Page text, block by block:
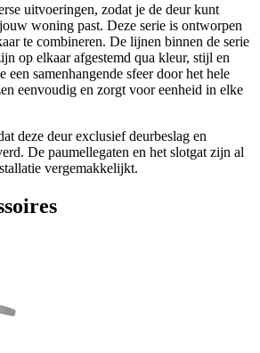
uitvoeringen, zodat je de deur kunt
woning past. Deze serie is ontworpen
te combineren. De lijnen binnen de serie
op elkaar afgestemd qua kleur, stijl en
een samenhangende sfeer door het hele
eenvoudig en zorgt voor eenheid in elke
deze deur exclusief deurbeslag en
De paumellegaten en het slotgat zijn al
vergemakkelijkt.